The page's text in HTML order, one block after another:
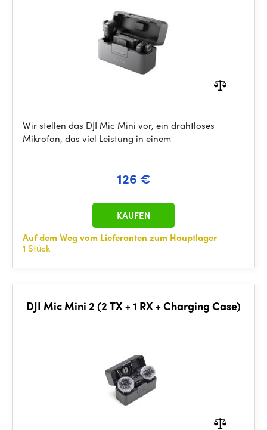
Wir stellen das DJI Mic Mini vor, ein drahtloses
Mikrofon, das viel Leistung in einem
126 €
Auf dem Weg vom Lieferanten zum Hauptlager
1 Stück
KAUFEN
DJI Mic Mini 2 (2 TX + 1 RX + Charging Case)